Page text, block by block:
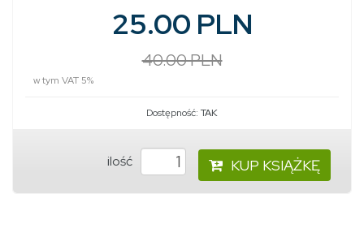
25.00 PLN
40.00 PLN
w tym VAT 5%
Dostępność: TAK
ilość KUP KSIĄŻKĘ